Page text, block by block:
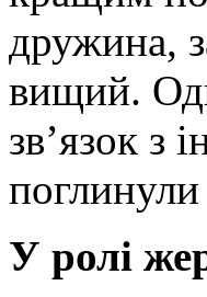
дружина,
вищий.
зв’язок з
У ролі